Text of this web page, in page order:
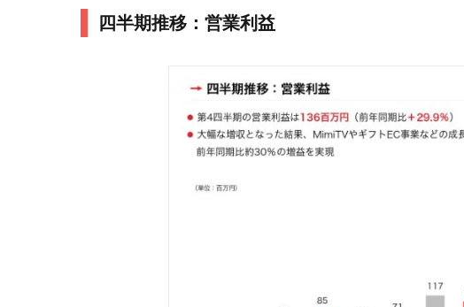
四半期推移：営業利益